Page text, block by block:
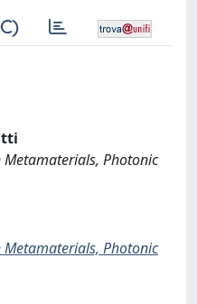
Photonic
Photonic